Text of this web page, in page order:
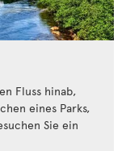
Fluss hinab,
eines Parks,
Sie ein